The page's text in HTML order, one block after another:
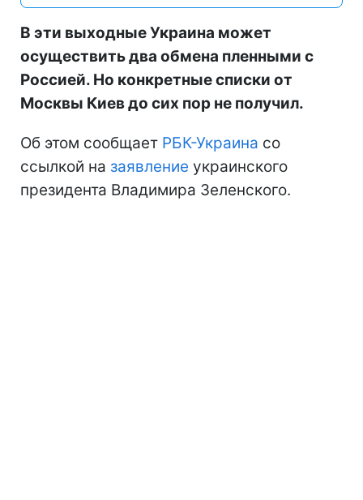
В эти выходные Украина может
осуществить два обмена пленными с
Россией. Но конкретные списки от
Москвы Киев до сих пор не получил.
Об этом сообщает РБК-Украина со
ссылкой на заявление украинского
президента Владимира Зеленского.